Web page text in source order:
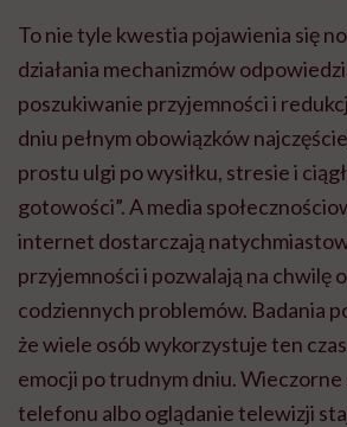
To nie tyle kwestia pojawienia się
działania mechanizmów
poszukiwanie przyjemności i
dniu pełnym obowiązków
prostu ulgi po wysiłku, stresie i
gotowości”. A media
internet dostarczają
przyjemności i pozwalają na chwilę
codziennych problemów. Badania
że wiele osób wykorzystuje ten
emocji po trudnym dniu.
telefonu albo oglądanie telewizji